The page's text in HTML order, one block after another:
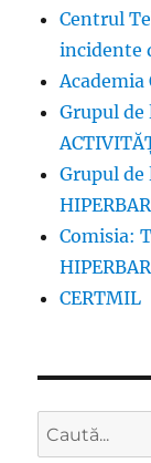
Centrul
incidente
Grupul de
Grupul de
Comisia:
CERTMIL
Caută
după: